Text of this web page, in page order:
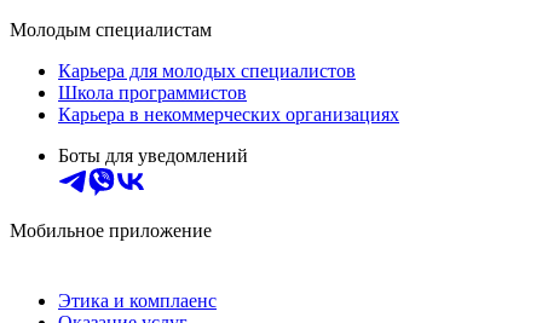
Молодым специалистам
Карьера для молодых специалистов
Школа программистов
Карьера в некоммерческих организациях
Боты для уведомлений
Мобильное приложение
Этика и комплаенс